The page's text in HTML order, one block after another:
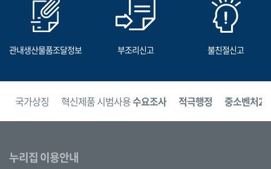
관내생산물품조달정보 부조리신고 불친절신고
국가상징 혁신제품 시범사용수요조사 적극행정 중소벤처24
누리집 이용안내